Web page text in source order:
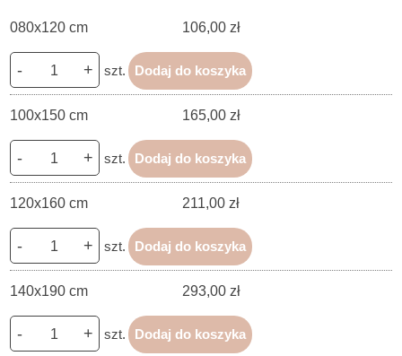
080x120 cm 106,00 zł
- + szt. Dodaj do koszyka
100x150 cm 165,00 zł
- + szt. Dodaj do koszyka
120x160 cm 211,00 zł
- + szt. Dodaj do koszyka
140x190 cm 293,00 zł
- + szt. Dodaj do koszyka